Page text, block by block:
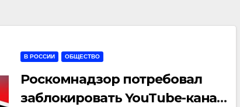
В РОССИИ ОБЩЕСТВО
Роскомнадзор потребовал
заблокировать YouTube-канал